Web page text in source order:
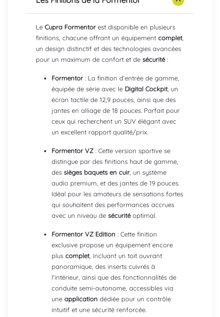
Le Cupra Formentorest disponible en plusieurs
finitions, chacune offrant un équipement complet,
un design distinctif et des technologies avancées
pour un maximum de confort et de sécurité:
Formentor: La finition d’entrée de gamme,
équipée de série avec le Digital Cockpit, un
écran tactile de 12,9 pouces, ainsi que des
jantes en alliage de 18 pouces. Parfait pour
ceux qui recherchent un SUV élégant avec
un excellent rapport qualité/prix.
Formentor VZ: Cette version sportive se
distingue par des finitions haut de gamme,
des sièges baquets en cuir, un système
audio premium, et des jantes de 19 pouces.
Idéal pour les amateurs de sensations fortes
qui souhaitent des performances accrues
avec un niveau de sécuritéoptimal.
Formentor VZ Edition : Cette finition
exclusive propose un équipement encore
plus complet, incluant un toit ouvrant
panoramique, des inserts cuivrés à
l'intérieur, ainsi que des fonctionnalités de
conduite semi-autonome, accessibles via
une application dédiée pour un contrôle
intuitif et une sécurité renforcée.